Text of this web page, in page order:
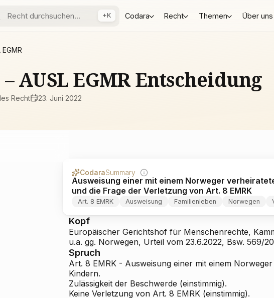
+K Codara Recht Themen Über uns
EGMR
– AUSL EGMR Entscheidung
Recht 23. Juni 2022
CodaraSummary
Ausweisung einer mit einem Norweger
und die Frage der Verletzung von Art. 8 EMRK
Art. 8 EMRK Ausweisung Familienleben Norwegen
Kopf
Europäischer Gerichtshof für Menschenrechte,
u.a. gg. Norwegen, Urteil vom 23.6.2022, Bsw. 569/
Spruch
Art. 8 EMRK - Ausweisung einer mit einem
Kindern.
Zulässigkeit der Beschwerde (einstimmig).
Keine Verletzung von Art. 8 EMRK (einstimmig).